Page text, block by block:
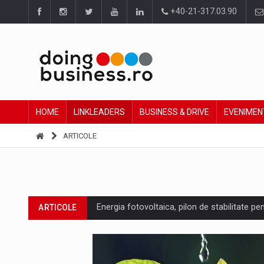
+40-21-317.03.90
HOME LINKLEADERS BUSINESS & DRIVE
ARTICOLE
ARTICOLE Energia fotovoltaica, pilon de stabilitate
Cum invatam sa spunem nu intr-o cultura
Ingredient Spotlight: What SKU Level